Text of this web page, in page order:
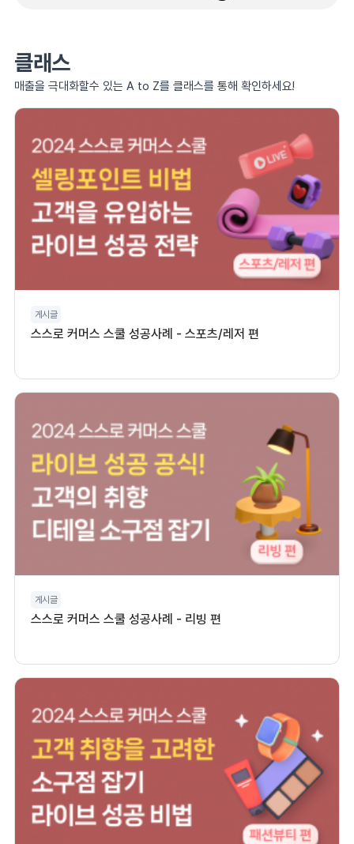
클래스
매출을 극대화할수 있는 A to Z를 클래스를 통해 확인하세요!
게시글
스스로 커머스 스쿨 성공사례 - 스포츠/레저 편
게시글
스스로 커머스 스쿨 성공사례 - 리빙 편